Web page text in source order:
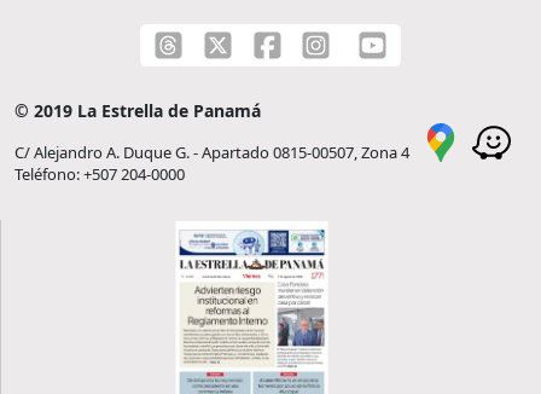
© 2019 La Estrella de Panamá
C/ Alejandro A. Duque G. - Apartado 0815-00507, Zona 4
Teléfono: +507 204-0000